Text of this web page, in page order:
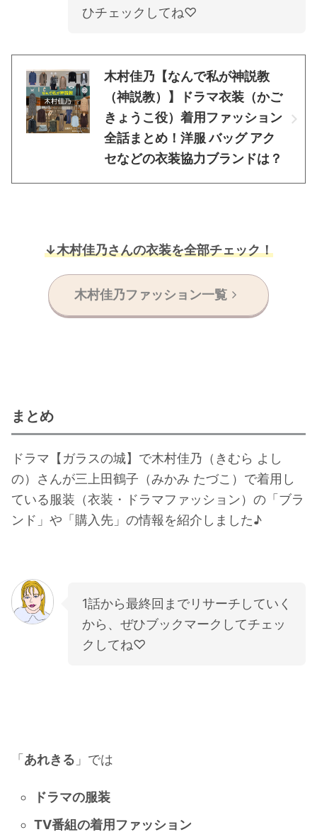
ひチェックしてね♡
木村佳乃【なんで私が神説教
（神説教）】ドラマ衣装（かご
きょうこ役）着用ファッション
全話まとめ！洋服 バッグ アク
セなどの衣装協力ブランドは？
↓木村佳乃さんの衣装を全部チェック！
木村佳乃ファッション一覧
まとめ
ドラマ【ガラスの城】で木村佳乃（きむら よし
の）さんが三上田鶴子（みかみ たづこ）で着用し
ている服装（衣装・ドラマファッション）の「ブラ
ンド」や「購入先」の情報を紹介しました♪
1話から最終回までリサーチしていく
から、ぜひブックマークしてチェッ
クしてね♡
「 あれきる 」では
ドラマの服装
TV番組の着用ファッション